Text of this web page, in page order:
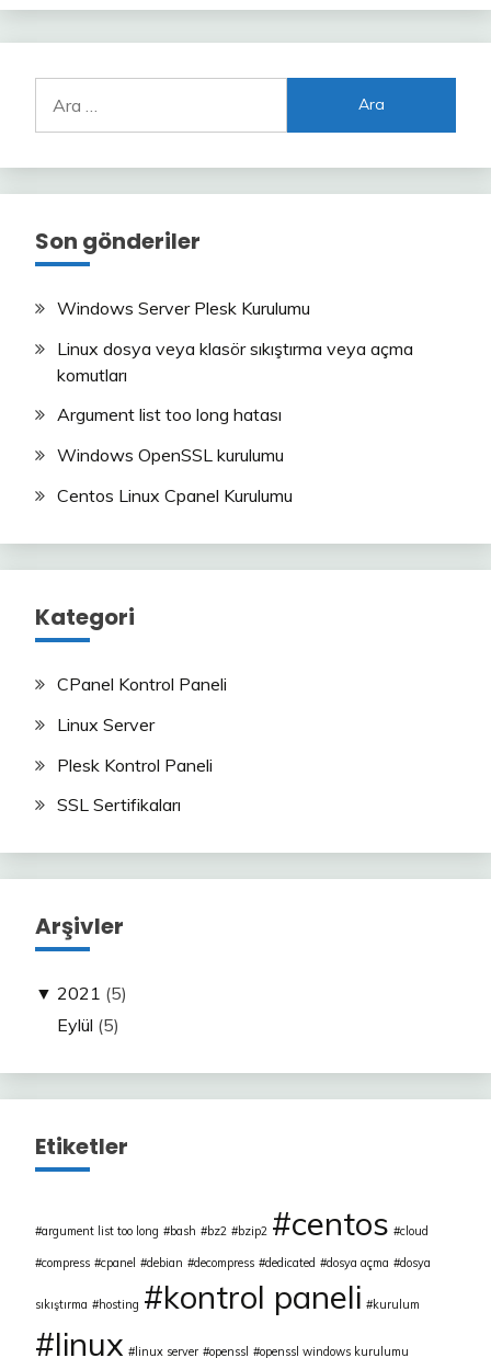
too
Son gönderiler
Windows Server Plesk Kurulumu
Linux dosya veya klasör sıkıştırma veya açma
komutları
Argument list too long hatası
Windows OpenSSL kurulumu
Centos Linux Cpanel Kurulumu
Kategori
CPanel Kontrol Paneli
Linux Server
Plesk Kontrol Paneli
SSL Sertifikaları
Arşivler
▼ 2021 (5)
Eylül (5)
Etiketler
argument list too long bash bz2 bzip2 centos cloud
compress cpanel debian decompress dedicated dosya açma dosya
sıkıştırma hosting kontrol paneli kurulum
linux linux server openssl openssl windows kurulumu